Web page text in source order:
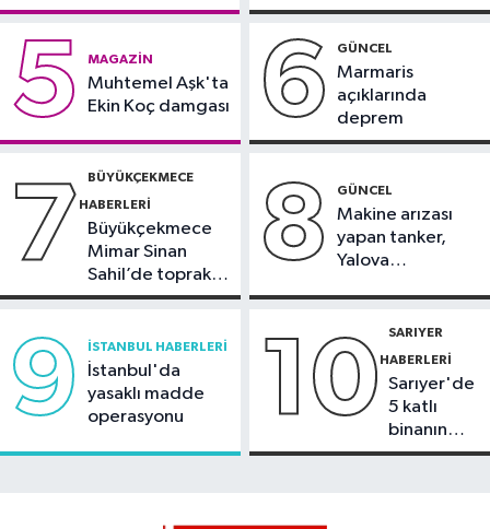
orman yangını söndürüldü
görüntülendi
5 MAGAZIN
Muhtemel Aşk'ta
Ekin Koç damgası
6 GÜNCEL
Marmaris
açıklarında
deprem
7 BÜYÜKÇEKMECE
HABERLERI
Büyükçekmece
Mimar Sinan
Sahil’de toprak
kayması
8 GÜNCEL
Makine arızası
yapan tanker,
Yalova
9 İSTANBUL HABERLERI
İstanbul'da
yasaklı madde
operasyonu
10 SARIYER
HABERLERI
Sarıyer'de
5 katlı
binanın
çatısında